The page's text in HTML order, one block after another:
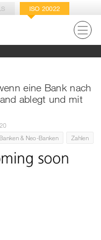
ISO 20022
eine Bank nach
ablegt und mit
Banken & Neo-Banken Zahlen